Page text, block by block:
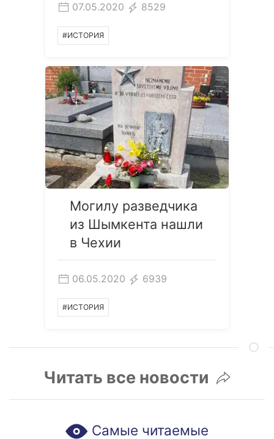
07.05.2020 8529
#ИСТОРИЯ
Могилу разведчика
из Шымкента нашли
в Чехии
06.05.2020 6939
#ИСТОРИЯ
Читать все новости
Самые читаемые